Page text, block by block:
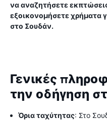
να αναζητήσετε
εξοικονομήσετε χρήματα
στο Σουδάν.
Γενικές
την οδήγηση
Όρια ταχύτητας: Στο